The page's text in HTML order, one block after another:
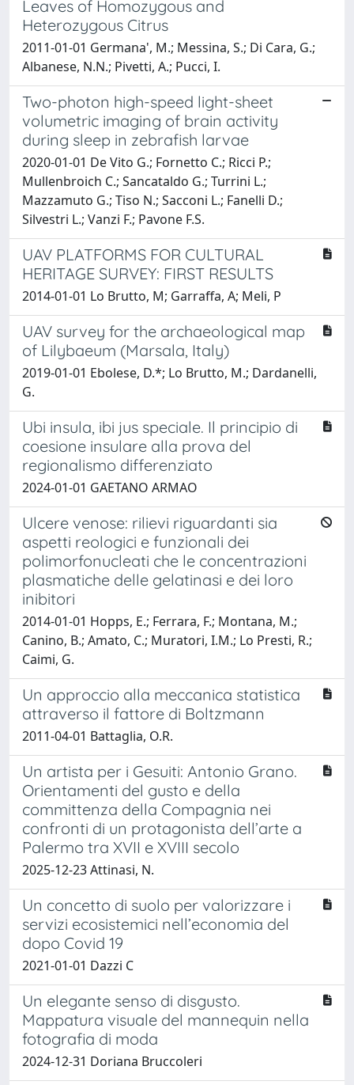
Leaves of Homozygous and
Heterozygous Citrus
2011-01-01 Germana', M.; Messina, S.; Di Cara, G.;
Albanese, N.N.; Pivetti, A.; Pucci, I.
Two-photon high-speed light-sheet
volumetric imaging of brain activity
during sleep in zebrafish larvae
2020-01-01 De Vito G.; Fornetto C.; Ricci P.;
Mullenbroich C.; Sancataldo G.; Turrini L.;
Mazzamuto G.; Tiso N.; Sacconi L.; Fanelli D.;
Silvestri L.; Vanzi F.; Pavone F.S.
UAV PLATFORMS FOR CULTURAL
HERITAGE SURVEY: FIRST RESULTS
2014-01-01 Lo Brutto, M; Garraffa, A; Meli, P
UAV survey for the archaeological map
of Lilybaeum (Marsala, Italy)
2019-01-01 Ebolese, D.*; Lo Brutto, M.; Dardanelli,
G.
Ubi insula, ibi jus speciale. Il principio di
coesione insulare alla prova del
regionalismo differenziato
2024-01-01 GAETANO ARMAO
Ulcere venose: rilievi riguardanti sia
aspetti reologici e funzionali dei
polimorfonucleati che le concentrazioni
plasmatiche delle gelatinasi e dei loro
inibitori
2014-01-01 Hopps, E.; Ferrara, F.; Montana, M.;
Canino, B.; Amato, C.; Muratori, I.M.; Lo Presti, R.;
Caimi, G.
Un approccio alla meccanica statistica
attraverso il fattore di Boltzmann
2011-04-01 Battaglia, O.R.
Un artista per i Gesuiti: Antonio Grano.
Orientamenti del gusto e della
committenza della Compagnia nei
confronti di un protagonista dell’arte a
Palermo tra XVII e XVIII secolo
2025-12-23 Attinasi, N.
Un concetto di suolo per valorizzare i
servizi ecosistemici nell’economia del
dopo Covid 19
2021-01-01 Dazzi C
Un elegante senso di disgusto.
Mappatura visuale del mannequin nella
fotografia di moda
2024-12-31 Doriana Bruccoleri